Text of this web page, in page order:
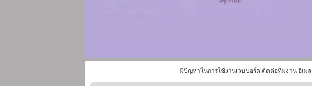
มีปัญหาในการใช้งานเวบบอร์ด ติดต่อทีมงาน อีเมล